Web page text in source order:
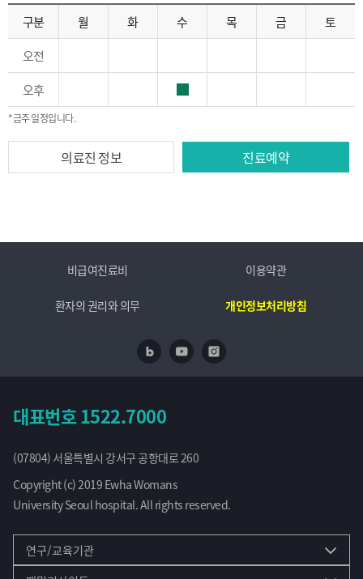
구분 월 화 수 목 금
토
오전
오후
*금주 일정입니다.
의료진 정보 진료예약
비급여진료비 이용약관
환자의 권리와 의무 개인정보처리방침
네이버 블로그
유투브
대표번호1522.7000
(07804) 서울특별시 강서구 공항대로 260
Copyright (c) 2019 Ewha Womans
University Seoul hospital. All rights reserved.
연구/교육기관